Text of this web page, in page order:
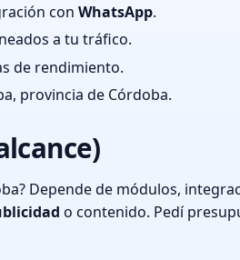
con WhatsApp.
a tu tráfico.
de rendimiento.
provincia de Córdoba.
Depende de módulos,
o contenido. Pedí